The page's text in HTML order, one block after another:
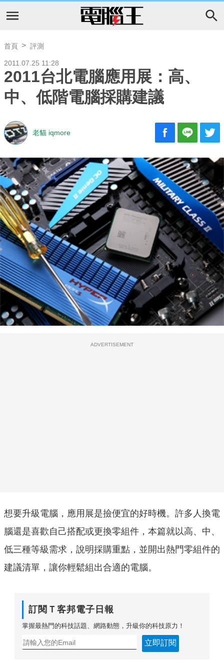
首頁 評測
2011.07.25 11:28
2011台北電腦應用展：高、
中、低階電腦採購建議
老貓 iqmore
ADVERTISEMENT
想要升級電腦，應用展是撿便宜的好時機。許多人換電
腦還是喜歡自己搭配或更換零組件，本篇就以高、中、
低三種等級需求，說明採購重點，並開出熱門零組件的
建議清單，讓你輕鬆組出合適的電腦。
訂閱Ｔ客邦電子日報
掌握最熱門的科技話題、網路動態，升級你的科技原力！
立即訂閱